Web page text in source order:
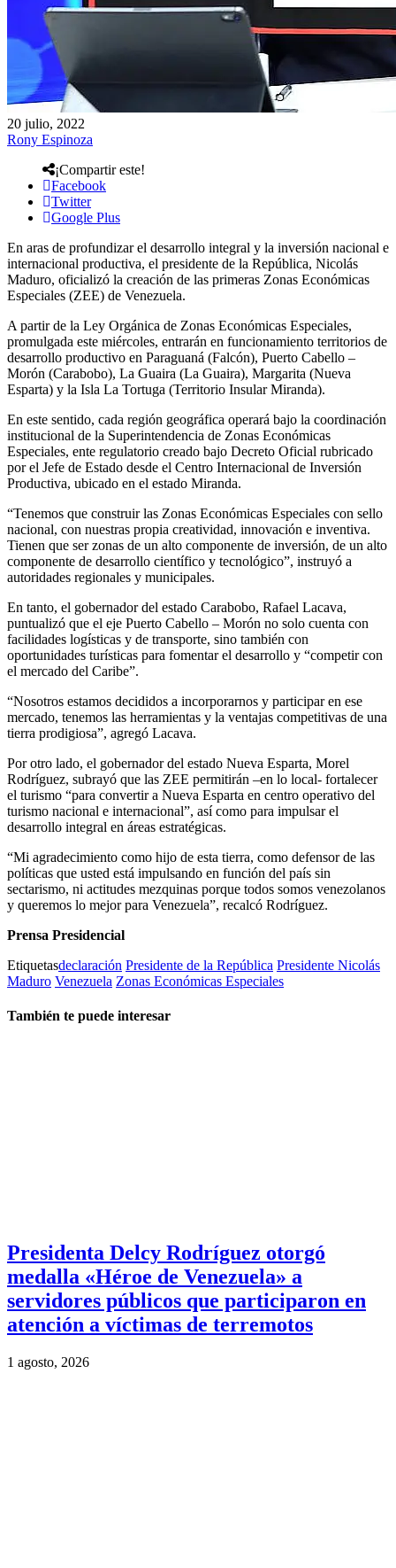
20 julio, 2022
Rony Espinoza
¡Compartir este!
Facebook
Twitter
Google Plus
En aras de profundizar el desarrollo integral y la inversión nacional e
internacional productiva, el presidente de la República, Nicolás
Maduro, oficializó la creación de las primeras Zonas Económicas
Especiales (ZEE) de Venezuela.
A partir de la Ley Orgánica de Zonas Económicas Especiales,
promulgada este miércoles, entrarán en funcionamiento territorios de
desarrollo productivo en Paraguaná (Falcón), Puerto Cabello –
Morón (Carabobo), La Guaira (La Guaira), Margarita (Nueva
Esparta) y la Isla La Tortuga (Territorio Insular Miranda).
En este sentido, cada región geográfica operará bajo la coordinación
institucional de la Superintendencia de Zonas Económicas
Especiales, ente regulatorio creado bajo Decreto Oficial rubricado
por el Jefe de Estado desde el Centro Internacional de Inversión
Productiva, ubicado en el estado Miranda.
“Tenemos que construir las Zonas Económicas Especiales con sello
nacional, con nuestras propia creatividad, innovación e inventiva.
Tienen que ser zonas de un alto componente de inversión, de un alto
componente de desarrollo científico y tecnológico”, instruyó a
autoridades regionales y municipales.
En tanto, el gobernador del estado Carabobo, Rafael Lacava,
puntualizó que el eje Puerto Cabello – Morón no solo cuenta con
facilidades logísticas y de transporte, sino también con
oportunidades turísticas para fomentar el desarrollo y “competir con
el mercado del Caribe”.
“Nosotros estamos decididos a incorporarnos y participar en ese
mercado, tenemos las herramientas y la ventajas competitivas de una
tierra prodigiosa”, agregó Lacava.
Por otro lado, el gobernador del estado Nueva Esparta, Morel
Rodríguez, subrayó que las ZEE permitirán –en lo local- fortalecer
el turismo “para convertir a Nueva Esparta en centro operativo del
turismo nacional e internacional”, así como para impulsar el
desarrollo integral en áreas estratégicas.
“Mi agradecimiento como hijo de esta tierra, como defensor de las
políticas que usted está impulsando en función del país sin
sectarismo, ni actitudes mezquinas porque todos somos venezolanos
y queremos lo mejor para Venezuela”, recalcó Rodríguez.
Prensa Presidencial
Etiquetasdeclaración Presidente de la República Presidente Nicolás
Maduro Venezuela Zonas Económicas Especiales
También te puede interesar
Presidenta Delcy Rodríguez otorgó
medalla «Héroe de Venezuela» a
servidores públicos que participaron en
atención a víctimas de terremotos
1 agosto, 2026